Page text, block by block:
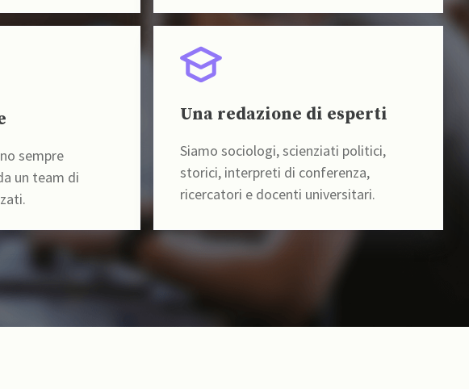
sempre
un team di
Una redazione di esperti
Siamo sociologi, scienziati politici,
storici, interpreti di conferenza,
ricercatori e docenti universitari.